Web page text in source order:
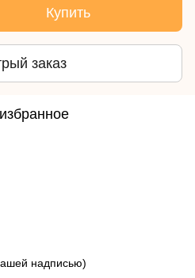
Купить
заказ
надписью)